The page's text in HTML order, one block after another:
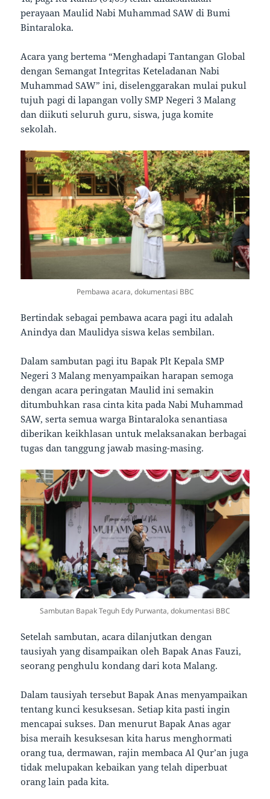
perayaan Maulid Nabi Muhammad SAW di Bumi
Bintaraloka.
Acara yang bertema “Menghadapi Tantangan Global
dengan Semangat Integritas Keteladanan Nabi
Muhammad SAW” ini, diselenggarakan mulai pukul
tujuh pagi di lapangan volly SMP Negeri 3 Malang
dan diikuti seluruh guru, siswa, juga komite
sekolah.
Pembawa acara, dokumentasi BBC
Bertindak sebagai pembawa acara pagi itu adalah
Anindya dan Maulidya siswa kelas sembilan.
Dalam sambutan pagi itu Bapak Plt Kepala SMP
Negeri 3 Malang menyampaikan harapan semoga
dengan acara peringatan Maulid ini semakin
ditumbuhkan rasa cinta kita pada Nabi Muhammad
SAW, serta semua warga Bintaraloka senantiasa
diberikan keikhlasan untuk melaksanakan berbagai
tugas dan tanggung jawab masing-masing.
Sambutan Bapak Teguh Edy Purwanta, dokumentasi BBC
Setelah sambutan, acara dilanjutkan dengan
tausiyah yang disampaikan oleh Bapak Anas Fauzi,
seorang penghulu kondang dari kota Malang.
Dalam tausiyah tersebut Bapak Anas menyampaikan
tentang kunci kesuksesan. Setiap kita pasti ingin
mencapai sukses. Dan menurut Bapak Anas agar
bisa meraih kesuksesan kita harus menghormati
orang tua, dermawan, rajin membaca Al Qur’an juga
tidak melupakan kebaikan yang telah diperbuat
orang lain pada kita.